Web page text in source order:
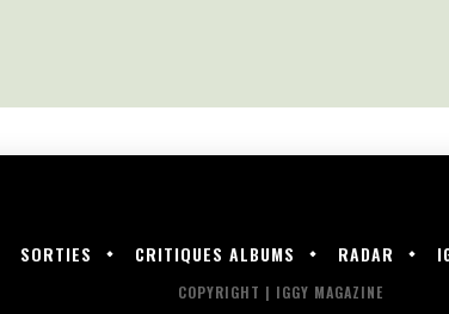
SORTIES CRITIQUES ALBUMS RADAR
COPYRIGHT | IGGY MAGAZINE